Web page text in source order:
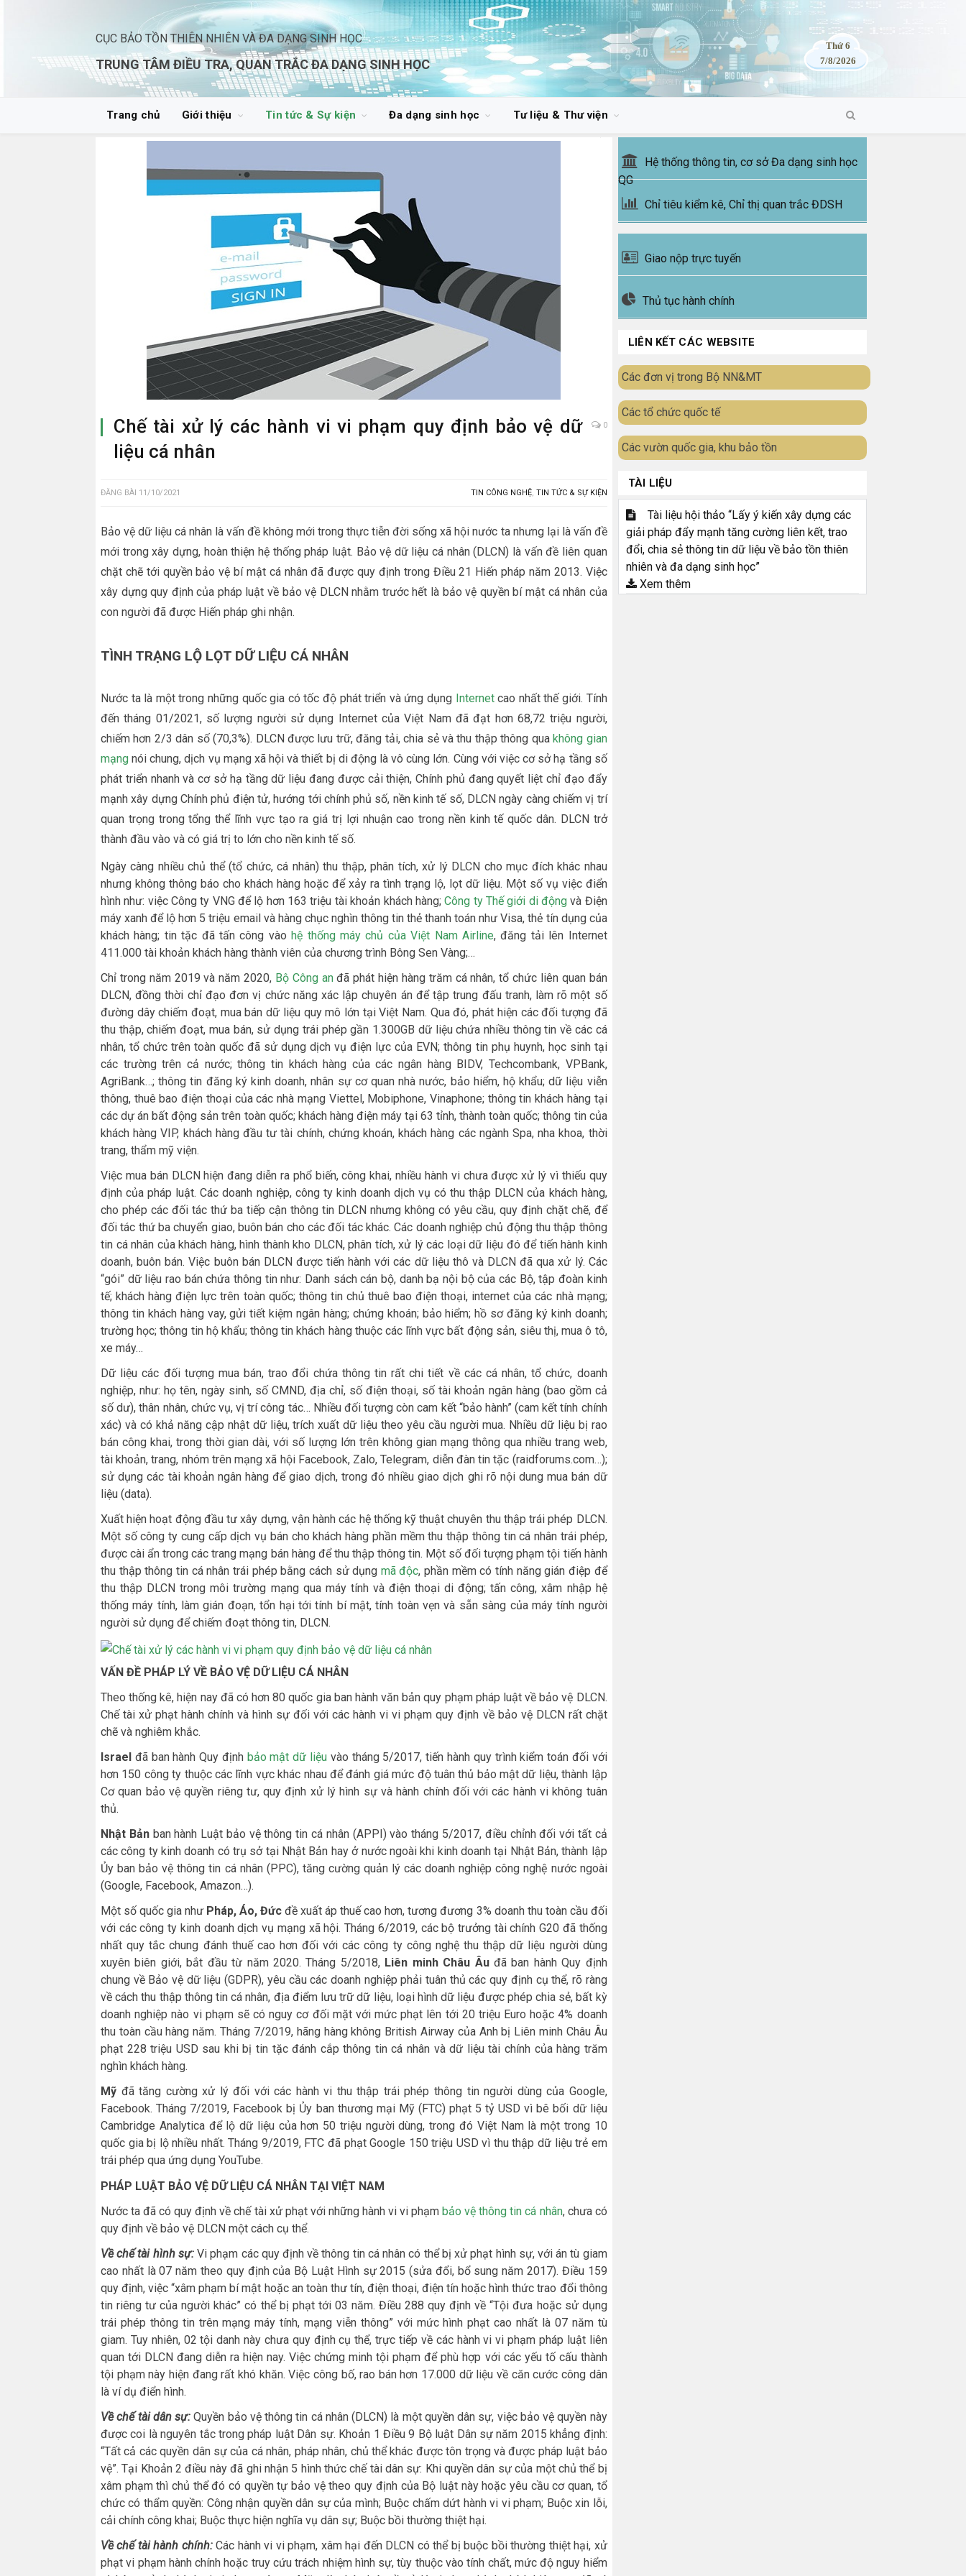
CỤC BẢO TỒN THIÊN NHIÊN VÀ ĐA DẠNG SINH HỌC
TRUNG TÂM ĐIỀU TRA, QUAN TRẮC ĐA DẠNG SINH HỌC
Thứ 6
7/8/2026
Trang chủ Giới thiệu Tin tức & Sự kiện Đa dạng sinh học Tư liệu & Thư viện
Chế tài xử lý các hành vi vi phạm quy định bảo vệ dữ
liệu cá nhân
0
ĐĂNG BÀI 11/10/2021 TIN CÔNG NGHỆ, TIN TỨC & SỰ KIỆN
Bảo vệ dữ liệu cá nhân là vấn đề không mới trong thực tiễn đời sống xã hội nước ta nhưng lại là vấn đề
mới trong xây dựng, hoàn thiện hệ thống pháp luật. Bảo vệ dữ liệu cá nhân (DLCN) là vấn đề liên quan
chặt chẽ tới quyền bảo vệ bí mật cá nhân đã được quy định trong Điều 21 Hiến pháp năm 2013. Việc
xây dựng quy định của pháp luật về bảo vệ DLCN nhằm trước hết là bảo vệ quyền bí mật cá nhân của
con người đã được Hiến pháp ghi nhận.
TÌNH TRẠNG LỘ LỌT DỮ LIỆU CÁ NHÂN
Nước ta là một trong những quốc gia có tốc độ phát triển và ứng dụng Internetcao nhất thế giới. Tính
đến tháng 01/2021, số lượng người sử dụng Internet của Việt Nam đã đạt hơn 68,72 triệu người,
chiếm hơn 2/3 dân số (70,3%). DLCN được lưu trữ, đăng tải, chia sẻ và thu thập thông qua không gian
mạng nói chung, dịch vụ mạng xã hội và thiết bị di động là vô cùng lớn. Cùng với việc cơ sở hạ tầng số
phát triển nhanh và cơ sở hạ tầng dữ liệu đang được cải thiện, Chính phủ đang quyết liệt chỉ đạo đẩy
mạnh xây dựng Chính phủ điện tử, hướng tới chính phủ số, nền kinh tế số, DLCN ngày càng chiếm vị trí
quan trọng trong tổng thể lĩnh vực tạo ra giá trị lợi nhuận cao trong nền kinh tế quốc dân. DLCN trở
thành đầu vào và có giá trị to lớn cho nền kinh tế số.
Ngày càng nhiều chủ thể (tổ chức, cá nhân) thu thập, phân tích, xử lý DLCN cho mục đích khác nhau
nhưng không thông báo cho khách hàng hoặc để xảy ra tình trạng lộ, lọt dữ liệu. Một số vụ việc điển
hình như: việc Công ty VNG để lộ hơn 163 triệu tài khoản khách hàng;Công ty Thế giới di độngvà Điện
máy xanh để lộ hơn 5 triệu email và hàng chục nghìn thông tin thẻ thanh toán như Visa, thẻ tín dụng của
khách hàng; tin tặc đã tấn công vàohệ thống máy chủ của Việt Nam Airline, đăng tải lên Internet
411.000 tài khoản khách hàng thành viên của chương trình Bông Sen Vàng;…
Chỉ trong năm 2019 và năm 2020, Bộ Công anđã phát hiện hàng trăm cá nhân, tổ chức liên quan bán
DLCN, đồng thời chỉ đạo đơn vị chức năng xác lập chuyên án để tập trung đấu tranh, làm rõ một số
đường dây chiếm đoạt, mua bán dữ liệu quy mô lớn tại Việt Nam. Qua đó, phát hiện các đối tượng đã
thu thập, chiếm đoạt, mua bán, sử dụng trái phép gần 1.300GB dữ liệu chứa nhiều thông tin về các cá
nhân, tổ chức trên toàn quốc đã sử dụng dịch vụ điện lực của EVN; thông tin phụ huynh, học sinh tại
các trường trên cả nước; thông tin khách hàng của các ngân hàng BIDV, Techcombank, VPBank,
AgriBank…; thông tin đăng ký kinh doanh, nhân sự cơ quan nhà nước, bảo hiểm, hộ khẩu; dữ liệu viễn
thông, thuê bao điện thoại của các nhà mạng Viettel, Mobiphone, Vinaphone; thông tin khách hàng tại
các dự án bất động sản trên toàn quốc; khách hàng điện máy tại 63 tỉnh, thành toàn quốc; thông tin của
khách hàng VIP, khách hàng đầu tư tài chính, chứng khoán, khách hàng các ngành Spa, nha khoa, thời
trang, thẩm mỹ viện.
Việc mua bán DLCN hiện đang diễn ra phổ biến, công khai, nhiều hành vi chưa được xử lý vì thiếu quy
định của pháp luật. Các doanh nghiệp, công ty kinh doanh dịch vụ có thu thập DLCN của khách hàng,
cho phép các đối tác thứ ba tiếp cận thông tin DLCN nhưng không có yêu cầu, quy định chặt chẽ, để
đối tác thứ ba chuyển giao, buôn bán cho các đối tác khác. Các doanh nghiệp chủ động thu thập thông
tin cá nhân của khách hàng, hình thành kho DLCN, phân tích, xử lý các loại dữ liệu đó để tiến hành kinh
doanh, buôn bán. Việc buôn bán DLCN được tiến hành với các dữ liệu thô và DLCN đã qua xử lý. Các
“gói” dữ liệu rao bán chứa thông tin như: Danh sách cán bộ, danh bạ nội bộ của các Bộ, tập đoàn kinh
tế; khách hàng điện lực trên toàn quốc; thông tin chủ thuê bao điện thoại, internet của các nhà mạng;
thông tin khách hàng vay, gửi tiết kiệm ngân hàng; chứng khoán; bảo hiểm; hồ sơ đăng ký kinh doanh;
trường học; thông tin hộ khẩu; thông tin khách hàng thuộc các lĩnh vực bất động sản, siêu thị, mua ô tô,
xe máy…
Dữ liệu các đối tượng mua bán, trao đổi chứa thông tin rất chi tiết về các cá nhân, tổ chức, doanh
nghiệp, như: họ tên, ngày sinh, số CMND, địa chỉ, số điện thoại, số tài khoản ngân hàng (bao gồm cả
số dư), thân nhân, chức vụ, vị trí công tác… Nhiều đối tượng còn cam kết “bảo hành” (cam kết tính chính
xác) và có khả năng cập nhật dữ liệu, trích xuất dữ liệu theo yêu cầu người mua. Nhiều dữ liệu bị rao
bán công khai, trong thời gian dài, với số lượng lớn trên không gian mạng thông qua nhiều trang web,
tài khoản, trang, nhóm trên mạng xã hội Facebook, Zalo, Telegram, diễn đàn tin tặc (raidforums.com…);
sử dụng các tài khoản ngân hàng để giao dịch, trong đó nhiều giao dịch ghi rõ nội dung mua bán dữ
liệu (data).
Xuất hiện hoạt động đầu tư xây dựng, vận hành các hệ thống kỹ thuật chuyên thu thập trái phép DLCN.
Một số công ty cung cấp dịch vụ bán cho khách hàng phần mềm thu thập thông tin cá nhân trái phép,
được cài ẩn trong các trang mạng bán hàng để thu thập thông tin. Một số đối tượng phạm tội tiến hành
thu thập thông tin cá nhân trái phép bằng cách sử dụng mã độc, phần mềm có tính năng gián điệp để
thu thập DLCN trong môi trường mạng qua máy tính và điện thoại di động; tấn công, xâm nhập hệ
thống máy tính, làm gián đoạn, tổn hại tới tính bí mật, tính toàn vẹn và sẵn sàng của máy tính người
người sử dụng để chiếm đoạt thông tin, DLCN.
VẤN ĐỀ PHÁP LÝ VỀ BẢO VỆ DỮ LIỆU CÁ NHÂN
Theo thống kê, hiện nay đã có hơn 80 quốc gia ban hành văn bản quy phạm pháp luật về bảo vệ DLCN.
Chế tài xử phạt hành chính và hình sự đối với các hành vi vi phạm quy định về bảo vệ DLCN rất chặt
chẽ và nghiêm khắc.
Israel đã ban hành Quy định bảo mật dữ liệu vào tháng 5/2017, tiến hành quy trình kiểm toán đối với
hơn 150 công ty thuộc các lĩnh vực khác nhau để đánh giá mức độ tuân thủ bảo mật dữ liệu, thành lập
Cơ quan bảo vệ quyền riêng tư, quy định xử lý hình sự và hành chính đối với các hành vi không tuân
thủ.
Nhật Bảnban hành Luật bảo vệ thông tin cá nhân (APPI) vào tháng 5/2017, điều chỉnh đối với tất cả
các công ty kinh doanh có trụ sở tại Nhật Bản hay ở nước ngoài khi kinh doanh tại Nhật Bản, thành lập
Ủy ban bảo vệ thông tin cá nhân (PPC), tăng cường quản lý các doanh nghiệp công nghệ nước ngoài
(Google, Facebook, Amazon…).
Một số quốc gia như Pháp, Áo, Đức đề xuất áp thuế cao hơn, tương đương 3% doanh thu toàn cầu đối
với các công ty kinh doanh dịch vụ mạng xã hội. Tháng 6/2019, các bộ trưởng tài chính G20 đã thống
nhất quy tắc chung đánh thuế cao hơn đối với các công ty công nghệ thu thập dữ liệu người dùng
xuyên biên giới, bắt đầu từ năm 2020. Tháng 5/2018, Liên minh Châu Âuđã ban hành Quy định
chung về Bảo vệ dữ liệu (GDPR), yêu cầu các doanh nghiệp phải tuân thủ các quy định cụ thể, rõ ràng
về cách thu thập thông tin cá nhân, địa điểm lưu trữ dữ liệu, loại hình dữ liệu được phép chia sẻ, bất kỳ
doanh nghiệp nào vi phạm sẽ có nguy cơ đối mặt với mức phạt lên tới 20 triệu Euro hoặc 4% doanh
thu toàn cầu hàng năm. Tháng 7/2019, hãng hàng không British Airway của Anh bị Liên minh Châu Âu
phạt 228 triệu USD sau khi bị tin tặc đánh cắp thông tin cá nhân và dữ liệu tài chính của hàng trăm
nghìn khách hàng.
Mỹ đã tăng cường xử lý đối với các hành vi thu thập trái phép thông tin người dùng của Google,
Facebook. Tháng 7/2019, Facebook bị Ủy ban thương mại Mỹ (FTC) phạt 5 tỷ USD vì bê bối dữ liệu
Cambridge Analytica để lộ dữ liệu của hơn 50 triệu người dùng, trong đó Việt Nam là một trong 10
quốc gia bị lộ nhiều nhất. Tháng 9/2019, FTC đã phạt Google 150 triệu USD vì thu thập dữ liệu trẻ em
trái phép qua ứng dụng YouTube.
PHÁP LUẬT BẢO VỆ DỮ LIỆU CÁ NHÂN TẠI VIỆT NAM
Nước ta đã có quy định về chế tài xử phạt với những hành vi vi phạmbảo vệ thông tin cá nhân, chưa có
quy định về bảo vệ DLCN một cách cụ thể.
Về chế tài hình sự: Vi phạm các quy định về thông tin cá nhân có thể bị xử phạt hình sự, với án tù giam
cao nhất là 07 năm theo quy định của Bộ Luật Hình sự 2015 (sửa đổi, bổ sung năm 2017). Điều 159
quy định, việc “xâm phạm bí mật hoặc an toàn thư tín, điện thoại, điện tín hoặc hình thức trao đổi thông
tin riêng tư của người khác” có thể bị phạt tới 03 năm. Điều 288 quy định về “Tội đưa hoặc sử dụng
trái phép thông tin trên mạng máy tính, mạng viễn thông” với mức hình phạt cao nhất là 07 năm tù
giam. Tuy nhiên, 02 tội danh này chưa quy định cụ thể, trực tiếp về các hành vi vi phạm pháp luật liên
quan tới DLCN đang diễn ra hiện nay. Việc chứng minh tội phạm để phù hợp với các yếu tố cấu thành
tội phạm này hiện đang rất khó khăn. Việc công bố, rao bán hơn 17.000 dữ liệu về căn cước công dân
là ví dụ điển hình.
Về chế tài dân sự: Quyền bảo vệ thông tin cá nhân (DLCN) là một quyền dân sự, việc bảo vệ quyền này
được coi là nguyên tắc trong pháp luật Dân sự. Khoản 1 Điều 9 Bộ luật Dân sự năm 2015 khẳng định:
“Tất cả các quyền dân sự của cá nhân, pháp nhân, chủ thể khác được tôn trọng và được pháp luật bảo
vệ”. Tại Khoản 2 điều này đã ghi nhận 5 hình thức chế tài dân sự: Khi quyền dân sự của một chủ thể bị
xâm phạm thì chủ thể đó có quyền tự bảo vệ theo quy định của Bộ luật này hoặc yêu cầu cơ quan, tổ
chức có thẩm quyền: Công nhận quyền dân sự của mình; Buộc chấm dứt hành vi vi phạm; Buộc xin lỗi,
cải chính công khai; Buộc thực hiện nghĩa vụ dân sự; Buộc bồi thường thiệt hại.
Về chế tài hành chính: Các hành vi vi phạm, xâm hại đến DLCN có thể bị buộc bồi thường thiệt hại, xử
phạt vi phạm hành chính hoặc truy cứu trách nhiệm hình sự, tùy thuộc vào tính chất, mức độ nguy hiểm
Hệ thống thông tin, cơ sở Đa dạng sinh học
QG
Chỉ tiêu kiểm kê, Chỉ thị quan trắc ĐDSH
Giao nộp trực tuyến
Thủ tục hành chính
LIÊN KẾT CÁC WEBSITE
Các đơn vị trong Bộ NN&MT
Các tổ chức quốc tế
Các vườn quốc gia, khu bảo tồn
TÀI LIỆU
Tài liệu hội thảo “Lấy ý kiến xây dựng các
giải pháp đẩy mạnh tăng cường liên kết, trao
đổi, chia sẻ thông tin dữ liệu về bảo tồn thiên
nhiên và đa dạng sinh học”
Xem thêm